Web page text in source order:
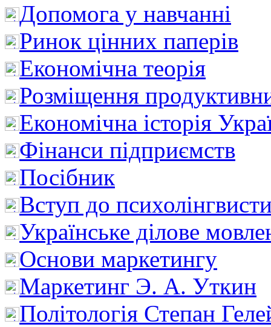
Допомога у навчанні
Ринок цінних паперів
Економічна теорія
Розміщення
Економічна історія
Фінанси підприємств
Посібник
Вступ до
Українське ділове
Основи маркетингу
Маркетинг Э. А. Уткин
Політологія Степан